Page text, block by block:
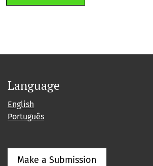
Language
English
Português
Make a Submission